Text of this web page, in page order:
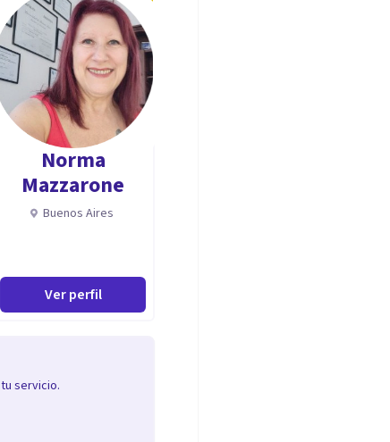
Norma
Mazzarone
Buenos Aires
Ver perfil
servicio.